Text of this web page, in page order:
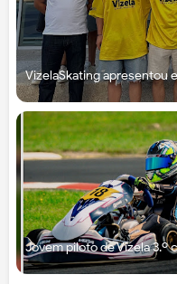
VizelaSkating apresentou
Jovem piloto de Vizela 3.º